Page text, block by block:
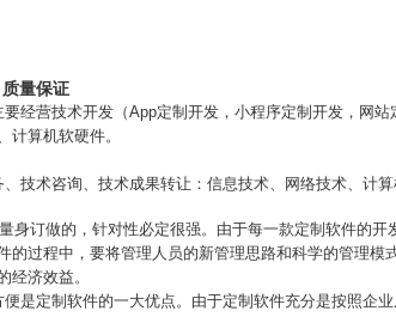
量保证
经营技术开发（App定制开发，小程序定制开发，网
计算机软硬件。
技术咨询、技术成果转让：信息技术、网络技术、计算
身订做的，针对性必定很强。由于每一款定制软件的
的过程中，要将管理人员的新管理思路和科学的管理
经济效益。
是定制软件的一大优点。由于定制软件充分是按照企